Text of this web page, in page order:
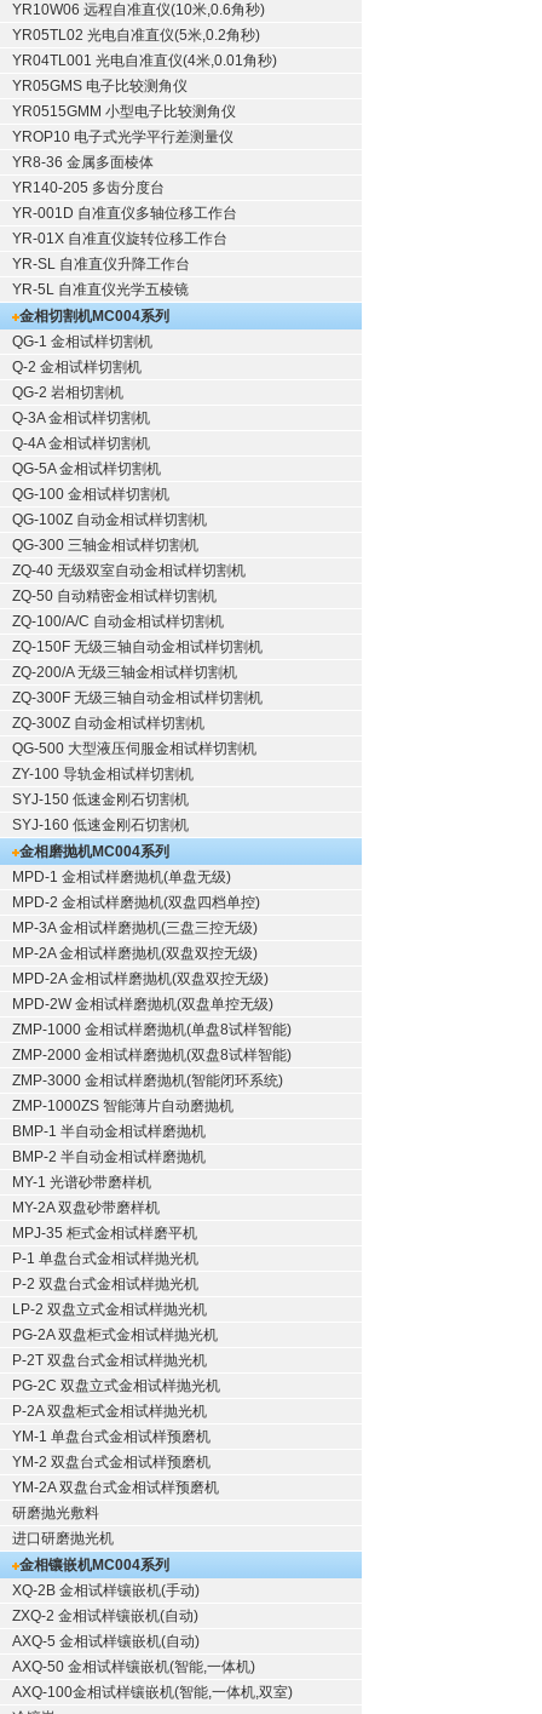
YR10W06 远程自准直仪(10米,0.6角秒)
YR05TL02 光电自准直仪(5米,0.2角秒)
YR04TL001 光电自准直仪(4米,0.01角秒)
YR05GMS 电子比较测角仪
YR0515GMM 小型电子比较测角仪
YROP10 电子式光学平行差测量仪
YR8-36 金属多面棱体
YR140-205 多齿分度台
YR-001D 自准直仪多轴位移工作台
YR-01X 自准直仪旋转位移工作台
YR-SL 自准直仪升降工作台
YR-5L 自准直仪光学五棱镜
金相切割机MC004系列
QG-1 金相试样切割机
Q-2 金相试样切割机
QG-2 岩相切割机
Q-3A 金相试样切割机
Q-4A 金相试样切割机
QG-5A 金相试样切割机
QG-100 金相试样切割机
QG-100Z 自动金相试样切割机
QG-300 三轴金相试样切割机
ZQ-40 无级双室自动金相试样切割机
ZQ-50 自动精密金相试样切割机
ZQ-100/A/C 自动金相试样切割机
ZQ-150F 无级三轴自动金相试样切割机
ZQ-200/A 无级三轴金相试样切割机
ZQ-300F 无级三轴自动金相试样切割机
ZQ-300Z 自动金相试样切割机
QG-500 大型液压伺服金相试样切割机
ZY-100 导轨金相试样切割机
SYJ-150 低速金刚石切割机
SYJ-160 低速金刚石切割机
金相磨抛机MC004系列
MPD-1 金相试样磨抛机(单盘无级)
MPD-2 金相试样磨抛机(双盘四档单控)
MP-3A 金相试样磨抛机(三盘三控无级)
MP-2A 金相试样磨抛机(双盘双控无级)
MPD-2A 金相试样磨抛机(双盘双控无级)
MPD-2W 金相试样磨抛机(双盘单控无级)
ZMP-1000 金相试样磨抛机(单盘8试样智能)
ZMP-2000 金相试样磨抛机(双盘8试样智能)
ZMP-3000 金相试样磨抛机(智能闭环系统)
ZMP-1000ZS 智能薄片自动磨抛机
BMP-1 半自动金相试样磨抛机
BMP-2 半自动金相试样磨抛机
MY-1 光谱砂带磨样机
MY-2A 双盘砂带磨样机
MPJ-35 柜式金相试样磨平机
P-1 单盘台式金相试样抛光机
P-2 双盘台式金相试样抛光机
LP-2 双盘立式金相试样抛光机
PG-2A 双盘柜式金相试样抛光机
P-2T 双盘台式金相试样抛光机
PG-2C 双盘立式金相试样抛光机
P-2A 双盘柜式金相试样抛光机
YM-1 单盘台式金相试样预磨机
YM-2 双盘台式金相试样预磨机
YM-2A 双盘台式金相试样预磨机
研磨抛光敷料
进口研磨抛光机
金相镶嵌机MC004系列
XQ-2B 金相试样镶嵌机(手动)
ZXQ-2 金相试样镶嵌机(自动)
AXQ-5 金相试样镶嵌机(自动)
AXQ-50 金相试样镶嵌机(智能,一体机)
AXQ-100金相试样镶嵌机(智能,一体机,双室)